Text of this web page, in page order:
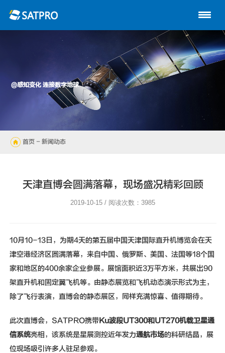
关于星展
动中通系列
联系我们
@感知变化 连接数字地球
首页 - 新闻动态
天津直博会圆满落幕，现场盛况精彩回顾
2019-10-15 / 阅读次数：3985
10月10-13日，为期4天的第五届中国天津国际直升机博览会在天
津空港经济区圆满落幕，来自中国、俄罗斯、美国、法国等18个国
家和地区的400余家企业参展。展馆面积近3万平方米，共展出90
架直升机和固定翼飞机等。由静态展览和飞机动态演示形式为主，
除了飞行表演，直博会的静态展区，同样充满惊喜、值得期待。
此次直博会，SATPRO携带Ku波段UT300和UT270机载卫星通
信系统亮相，该系统是星展测控近年发力通航市场的科研结晶，展
位现场吸引许多人驻足参观。